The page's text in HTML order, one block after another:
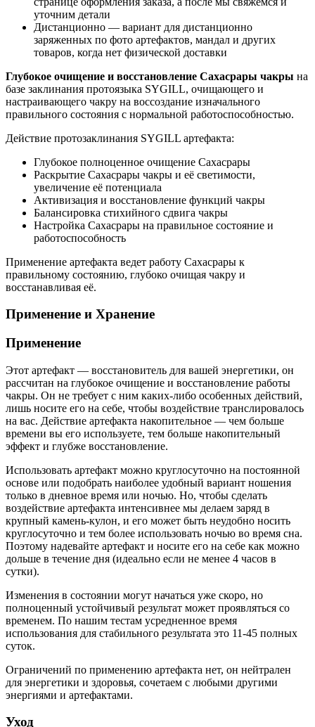
уточним детали
Дистанционно — вариант для дистанционно
заряженных по фото артефактов, мандал и других
товаров, когда нет физической доставки
Глубокое очищение и восстановление Сахасрары чакры на
базе заклинания протоязыка SYGILL, очищающего и
настраивающего чакру на воссоздание изначального
правильного состояния с нормальной работоспособностью.
Действие протозаклинания SYGILL артефакта:
Глубокое полноценное очищение Сахасрары
Раскрытие Сахасрары чакры и её светимости,
увеличение её потенциала
Активизация и восстановление функций чакры
Балансировка стихийного сдвига чакры
Настройка Сахасрары на правильное состояние и
работоспособность
Применение артефакта ведет работу Сахасрары к
правильному состоянию, глубоко очищая чакру и
восстанавливая её.
Применение и Хранение
Применение
Этот артефакт — восстановитель для вашей энергетики, он
рассчитан на глубокое очищение и восстановление работы
чакры. Он не требует с ним каких-либо особенных действий,
лишь носите его на себе, чтобы воздействие транслировалось
на вас. Действие артефакта накопительное — чем больше
времени вы его используете, тем больше накопительный
эффект и глубже восстановление.
Использовать артефакт можно круглосуточно на постоянной
основе или подобрать наиболее удобный вариант ношения
только в дневное время или ночью. Но, чтобы сделать
воздействие артефакта интенсивнее мы делаем заряд в
крупный камень-кулон, и его может быть неудобно носить
круглосуточно и тем более использовать ночью во время сна.
Поэтому надевайте артефакт и носите его на себе как можно
дольше в течение дня (идеально если не менее 4 часов в
сутки).
Изменения в состоянии могут начаться уже скоро, но
полноценный устойчивый результат может проявляться со
временем. По нашим тестам усредненное время
использования для стабильного результата это 11-45 полных
суток.
Ограничений по применению артефакта нет, он нейтрален
для энергетики и здоровья, сочетаем с любыми другими
энергиями и артефактами.
Уход